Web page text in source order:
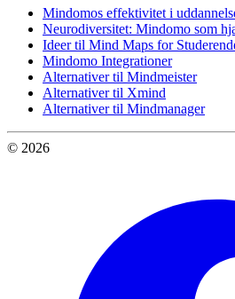
Mindomos effektivitet i
Neurodiversitet: Mindomo som
Ideer til Mind Maps for
Mindomo Integrationer
Alternativer til Mindmeister
Alternativer til Xmind
Alternativer til Mindmanager
© 2026